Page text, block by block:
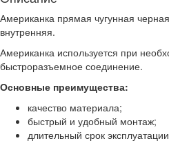
Американка прямая чугунная
внутренняя.
Американка используется при
быстроразъемное соединение.
Основные преимущества:
качество материала;
быстрый и удобный монтаж;
длительный срок